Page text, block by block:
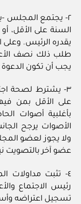
٢- يجتمع المجلس -
السنة على الأقل،
يقدره الرئيس. وعلى
طلب ذلك نصف
يجب أن تكون
٣- يشترط لصحة
على الأقل بمن
بأغلبية أصوات
الأصوات يرجح
ولا يجوز لعضو
عضو آخر بالتصويت
٤- تثبت مداولات
رئيس الاجتماع
تسجيل اعتراضه